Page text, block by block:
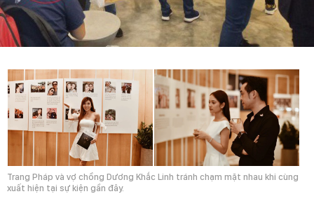
Trang Pháp và vợ chồng Dương Khắc Linh tránh chạm mặt nhau khi cùng
xuất hiện tại sự kiện gần đây.